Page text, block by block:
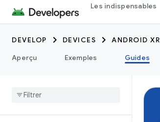
Les indispensables
DEVELOP DEVICES ANDROID XR
Aperçu
Exemples Guides